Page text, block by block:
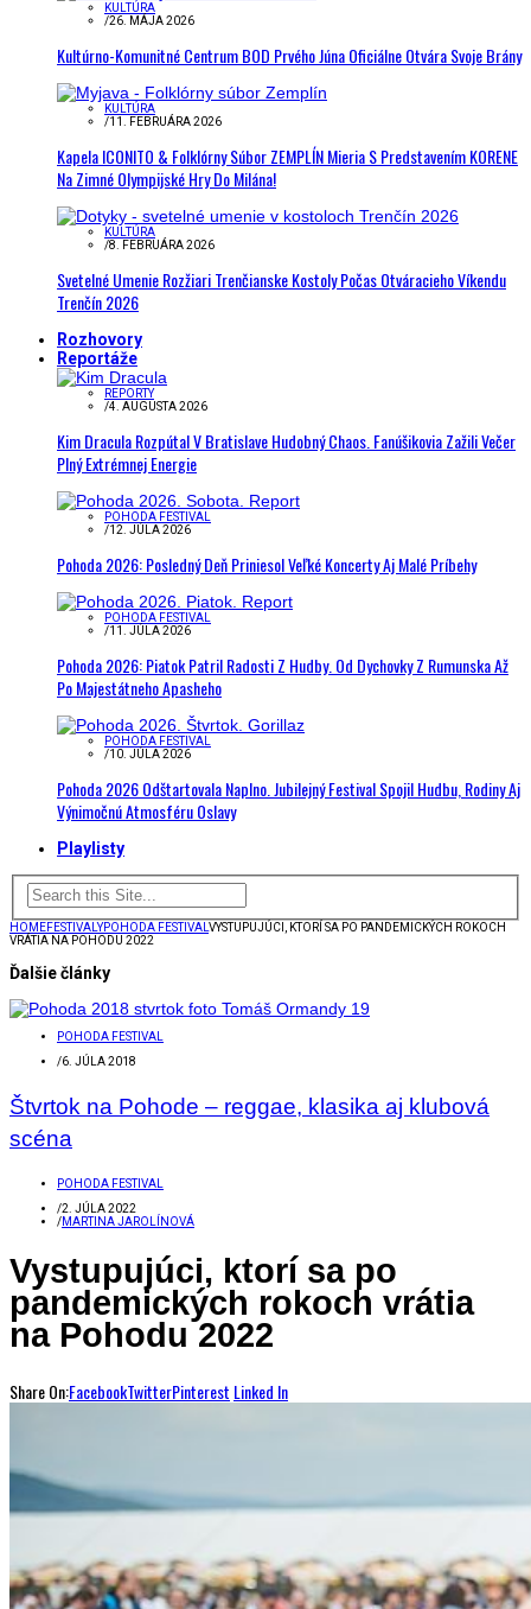
KULTÚRA
/26. MÁJA 2026
Kultúrno-Komunitné Centrum BOD Prvého Júna Oficiálne Otvára Svoje Brány
KULTÚRA
/11. FEBRUÁRA 2026
Kapela ICONITO & Folklórny Súbor ZEMPLÍN Mieria S Predstavením KORENE
Na Zimné Olympijské Hry Do Milána!
KULTÚRA
/8. FEBRUÁRA 2026
Svetelné Umenie Rozžiari Trenčianske Kostoly Počas Otváracieho Víkendu
Trenčín 2026
Rozhovory
Reportáže
REPORTY
/4. AUGUSTA 2026
Kim Dracula Rozpútal V Bratislave Hudobný Chaos. Fanúšikovia Zažili Večer
Plný Extrémnej Energie
POHODA FESTIVAL
/12. JÚLA 2026
Pohoda 2026: Posledný Deň Priniesol Veľké Koncerty Aj Malé Príbehy
POHODA FESTIVAL
/11. JÚLA 2026
Pohoda 2026: Piatok Patril Radosti Z Hudby. Od Dychovky Z Rumunska Až
Po Majestátneho Apasheho
POHODA FESTIVAL
/10. JÚLA 2026
Pohoda 2026 Odštartovala Naplno. Jubilejný Festival Spojil Hudbu, Rodiny Aj
Výnimočnú Atmosféru Oslavy
Playlisty
HOMEFESTIVALYPOHODA FESTIVAL VYSTUPUJÚCI, KTORÍ SA PO PANDEMICKÝCH ROKOCH
VRÁTIA NA POHODU 2022
Ďalšie články
POHODA FESTIVAL
/6. JÚLA 2018
Štvrtok na Pohode – reggae, klasika aj klubová
scéna
POHODA FESTIVAL
/2. JÚLA 2022
/MARTINA JAROLÍNOVÁ
Vystupujúci, ktorí sa po
pandemických rokoch vrátia
na Pohodu 2022
Share On:FacebookTwitterPinterest Linked In